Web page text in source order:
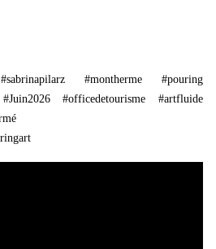
#montherme #pouring
#officedetourisme #artfluide